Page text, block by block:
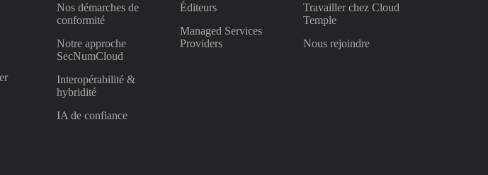
Nos démarches de
conformité
Notre approche
SecNumCloud
Interopérabilité &
hybridité
IA de confiance
Éditeurs
Managed Services
Providers
Travailler chez Cloud
Temple
Nous rejoindre